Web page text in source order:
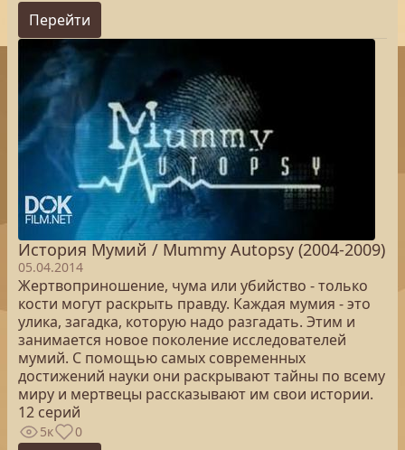
Перейти
История Мумий / Mummy Autopsy (2004-2009)
05.04.2014
Жертвоприношение, чума или убийство - только
кости могут раскрыть правду. Каждая мумия - это
улика, загадка, которую надо разгадать. Этим и
занимается новое поколение исследователей
мумий. С помощью самых современных
достижений науки они раскрывают тайны по всему
миру и мертвецы рассказывают им свои истории.
12 серий
5к 0